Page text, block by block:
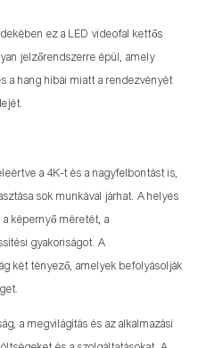
ez a LED videofal kettős
jelzőrendszerre épül, amely
a hang hibái miatt a rendezvényét
a 4K-t és a nagyfelbontást is,
sok munkával járhat. A helyes
képernyő méretét, a
gyakoriságot. A
két tényező, amelyek befolyásolják
a megvilágítás és az alkalmazási